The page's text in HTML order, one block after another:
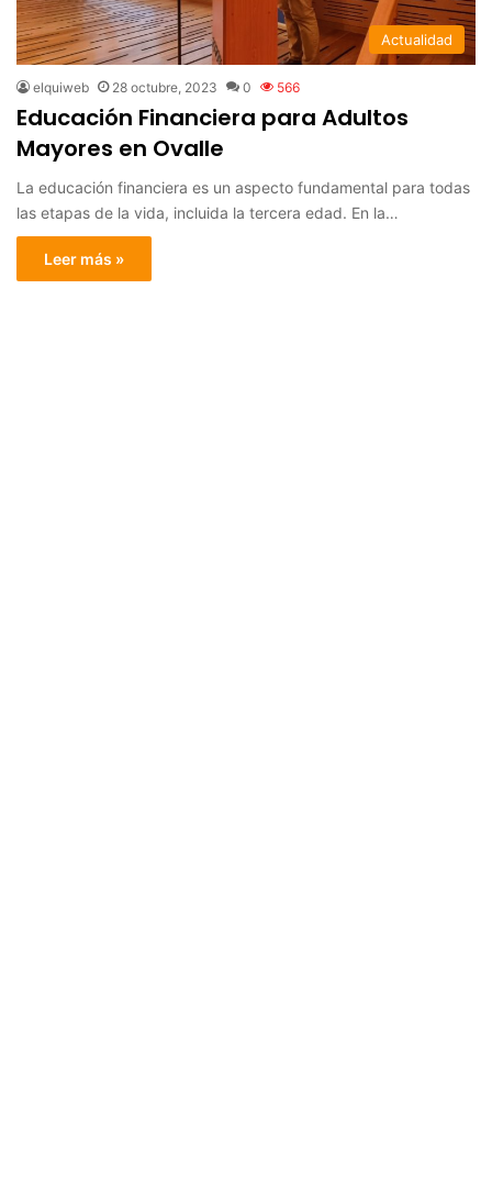
Actualidad
elquiweb 28 octubre, 2023 0 566
Educación Financiera para Adultos
Mayores en Ovalle
La educación financiera es un aspecto fundamental para todas
las etapas de la vida, incluida la tercera edad. En la…
Leer más »